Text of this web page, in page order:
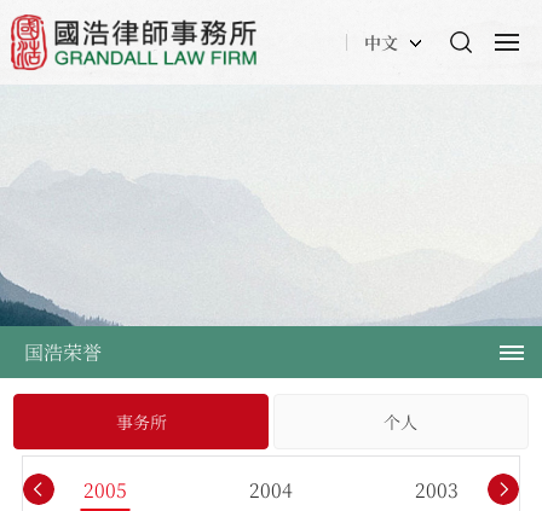
中文
国浩荣誉
事务所 个人
2005 2004 2003